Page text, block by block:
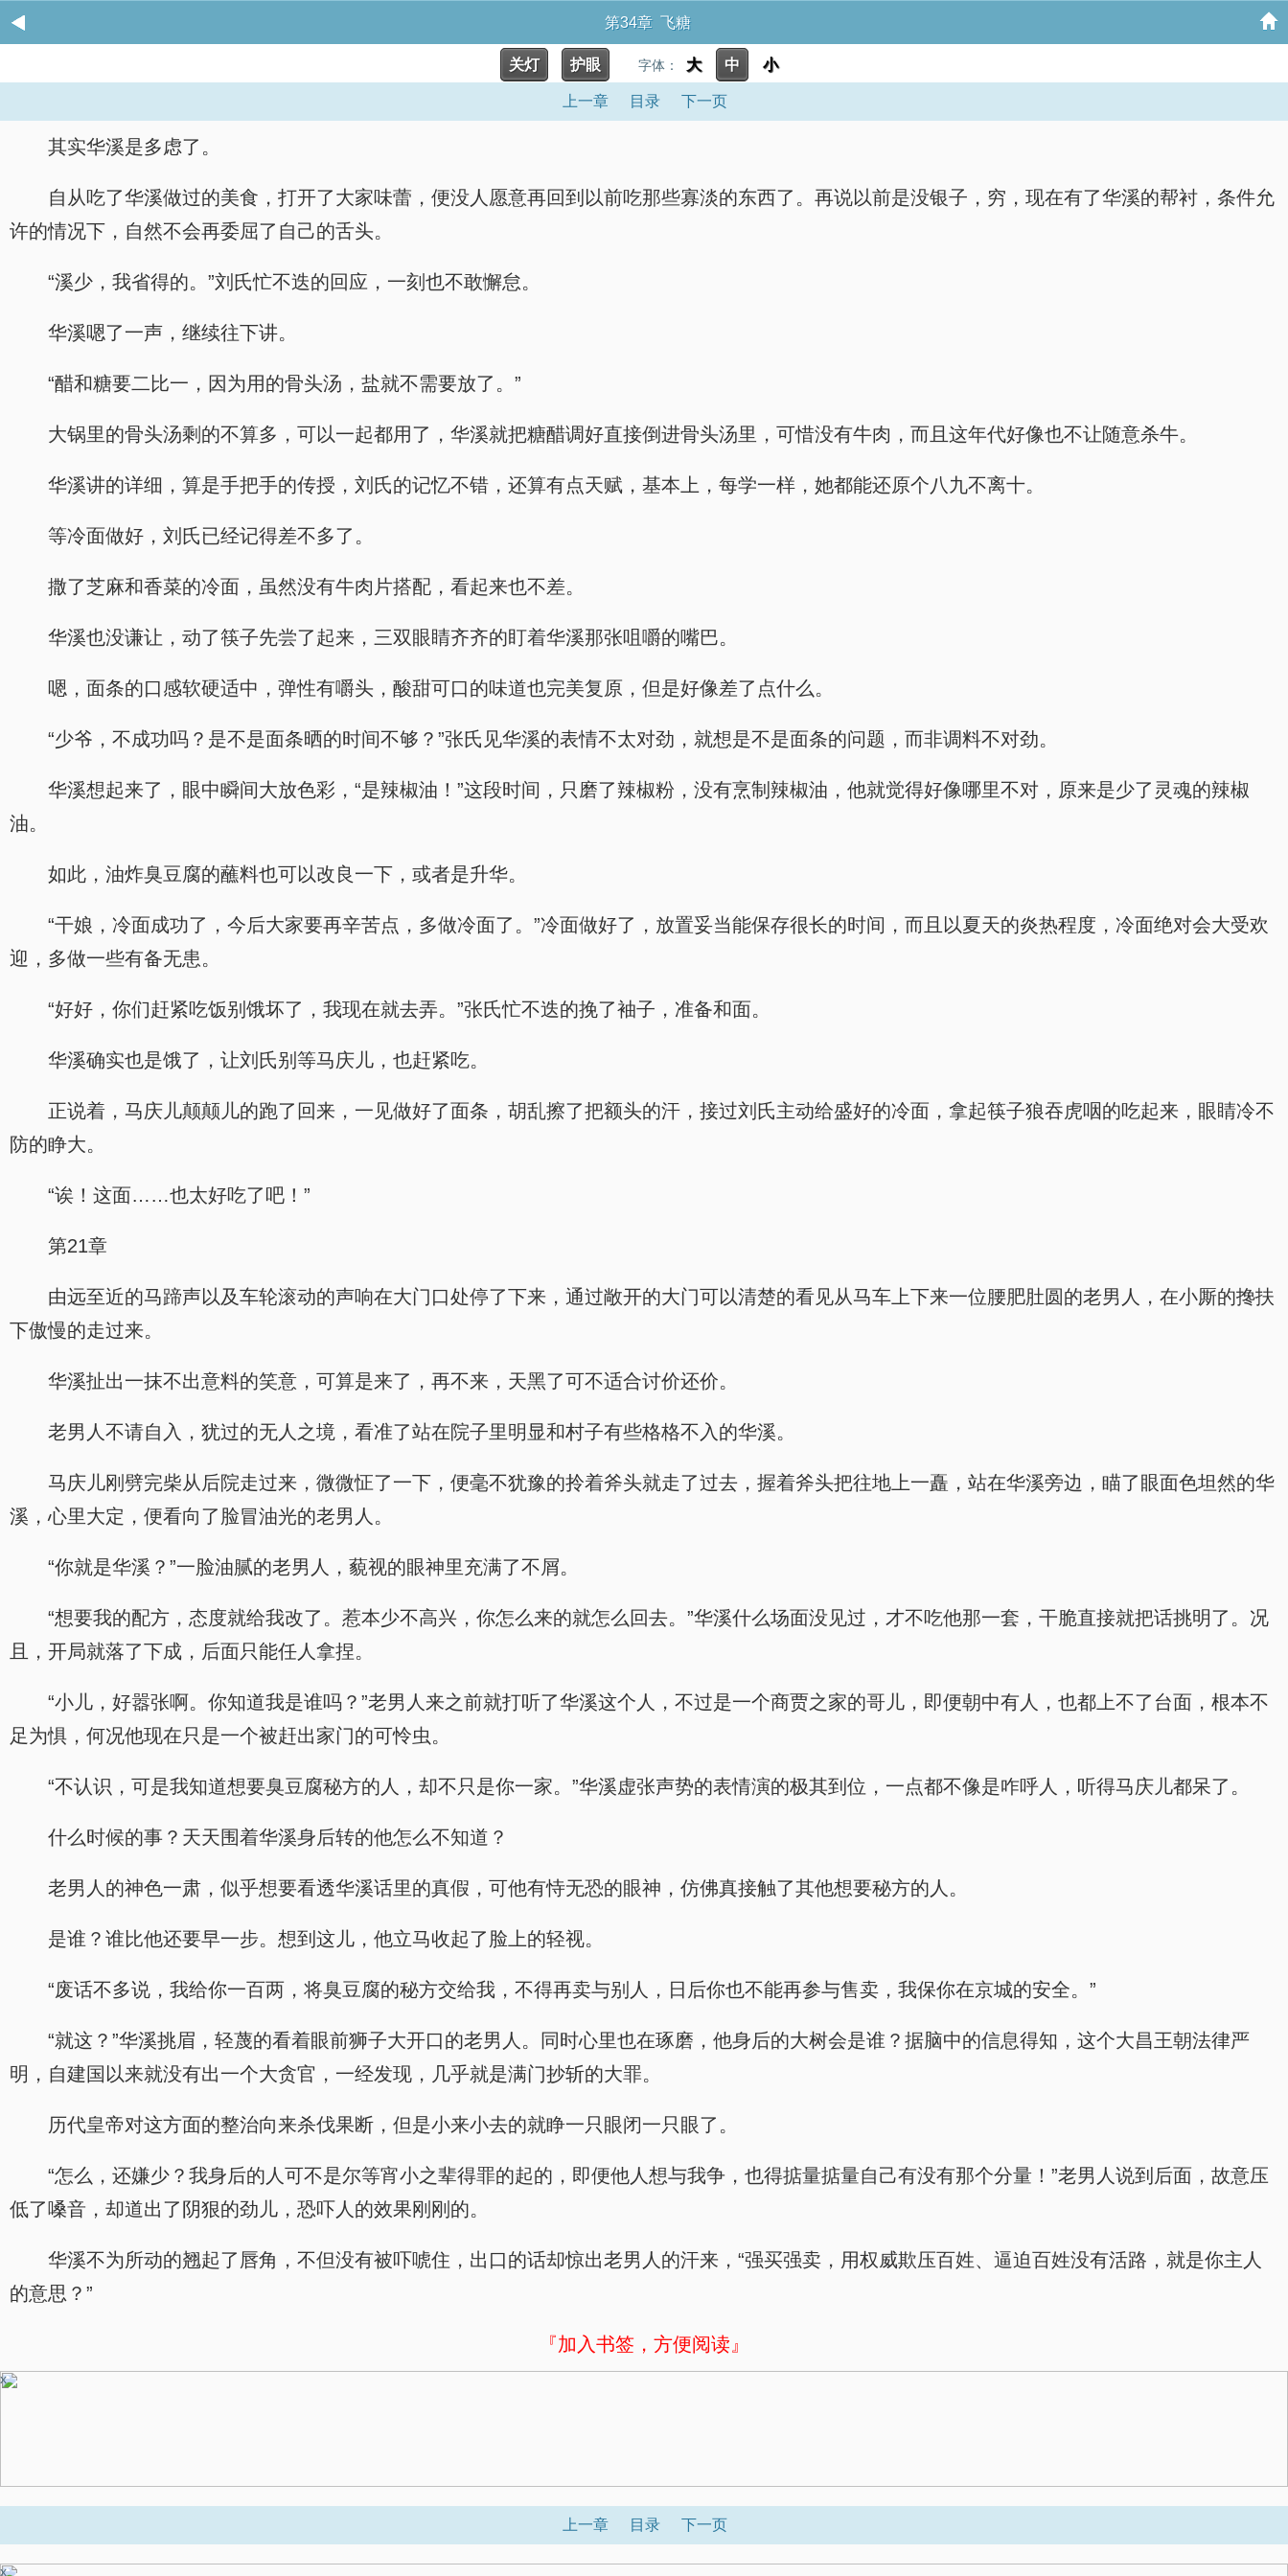
第34章 飞糖
关灯 护眼 字体： 大 中 小
上一章 目录 下一页
其实华溪是多虑了。
自从吃了华溪做过的美食，打开了大家味蕾，便没人愿意再回到以前吃那些寡淡的东西了。再说以前是没银子，穷，现在有了华溪的帮衬，条件允
许的情况下，自然不会再委屈了自己的舌头。
“溪少，我省得的。”刘氏忙不迭的回应，一刻也不敢懈怠。
华溪嗯了一声，继续往下讲。
“醋和糖要二比一，因为用的骨头汤，盐就不需要放了。”
大锅里的骨头汤剩的不算多，可以一起都用了，华溪就把糖醋调好直接倒进骨头汤里，可惜没有牛肉，而且这年代好像也不让随意杀牛。
华溪讲的详细，算是手把手的传授，刘氏的记忆不错，还算有点天赋，基本上，每学一样，她都能还原个八九不离十。
等冷面做好，刘氏已经记得差不多了。
撒了芝麻和香菜的冷面，虽然没有牛肉片搭配，看起来也不差。
华溪也没谦让，动了筷子先尝了起来，三双眼睛齐齐的盯着华溪那张咀嚼的嘴巴。
嗯，面条的口感软硬适中，弹性有嚼头，酸甜可口的味道也完美复原，但是好像差了点什么。
“少爷，不成功吗？是不是面条晒的时间不够？”张氏见华溪的表情不太对劲，就想是不是面条的问题，而非调料不对劲。
华溪想起来了，眼中瞬间大放色彩，“是辣椒油！”这段时间，只磨了辣椒粉，没有烹制辣椒油，他就觉得好像哪里不对，原来是少了灵魂的辣椒
油。
如此，油炸臭豆腐的蘸料也可以改良一下，或者是升华。
“干娘，冷面成功了，今后大家要再辛苦点，多做冷面了。”冷面做好了，放置妥当能保存很长的时间，而且以夏天的炎热程度，冷面绝对会大受欢
迎，多做一些有备无患。
“好好，你们赶紧吃饭别饿坏了，我现在就去弄。”张氏忙不迭的挽了袖子，准备和面。
华溪确实也是饿了，让刘氏别等马庆儿，也赶紧吃。
正说着，马庆儿颠颠儿的跑了回来，一见做好了面条，胡乱擦了把额头的汗，接过刘氏主动给盛好的冷面，拿起筷子狼吞虎咽的吃起来，眼睛冷不
防的睁大。
“诶！这面……也太好吃了吧！”
第21章
由远至近的马蹄声以及车轮滚动的声响在大门口处停了下来，通过敞开的大门可以清楚的看见从马车上下来一位腰肥肚圆的老男人，在小厮的搀扶
下傲慢的走过来。
华溪扯出一抹不出意料的笑意，可算是来了，再不来，天黑了可不适合讨价还价。
老男人不请自入，犹过的无人之境，看准了站在院子里明显和村子有些格格不入的华溪。
马庆儿刚劈完柴从后院走过来，微微怔了一下，便毫不犹豫的拎着斧头就走了过去，握着斧头把往地上一矗，站在华溪旁边，瞄了眼面色坦然的华
溪，心里大定，便看向了脸冒油光的老男人。
“你就是华溪？”一脸油腻的老男人，藐视的眼神里充满了不屑。
“想要我的配方，态度就给我改了。惹本少不高兴，你怎么来的就怎么回去。”华溪什么场面没见过，才不吃他那一套，干脆直接就把话挑明了。况
且，开局就落了下成，后面只能任人拿捏。
“小儿，好嚣张啊。你知道我是谁吗？”老男人来之前就打听了华溪这个人，不过是一个商贾之家的哥儿，即便朝中有人，也都上不了台面，根本不
足为惧，何况他现在只是一个被赶出家门的可怜虫。
“不认识，可是我知道想要臭豆腐秘方的人，却不只是你一家。”华溪虚张声势的表情演的极其到位，一点都不像是咋呼人，听得马庆儿都呆了。
什么时候的事？天天围着华溪身后转的他怎么不知道？
老男人的神色一肃，似乎想要看透华溪话里的真假，可他有恃无恐的眼神，仿佛真接触了其他想要秘方的人。
是谁？谁比他还要早一步。想到这儿，他立马收起了脸上的轻视。
“废话不多说，我给你一百两，将臭豆腐的秘方交给我，不得再卖与别人，日后你也不能再参与售卖，我保你在京城的安全。”
“就这？”华溪挑眉，轻蔑的看着眼前狮子大开口的老男人。同时心里也在琢磨，他身后的大树会是谁？据脑中的信息得知，这个大昌王朝法律严
明，自建国以来就没有出一个大贪官，一经发现，几乎就是满门抄斩的大罪。
历代皇帝对这方面的整治向来杀伐果断，但是小来小去的就睁一只眼闭一只眼了。
“怎么，还嫌少？我身后的人可不是尔等宵小之辈得罪的起的，即便他人想与我争，也得掂量掂量自己有没有那个分量！”老男人说到后面，故意压
低了嗓音，却道出了阴狠的劲儿，恐吓人的效果刚刚的。
华溪不为所动的翘起了唇角，不但没有被吓唬住，出口的话却惊出老男人的汗来，“强买强卖，用权威欺压百姓、逼迫百姓没有活路，就是你主人
的意思？”
『加入书签，方便阅读』
x
上一章 目录 下一页
x